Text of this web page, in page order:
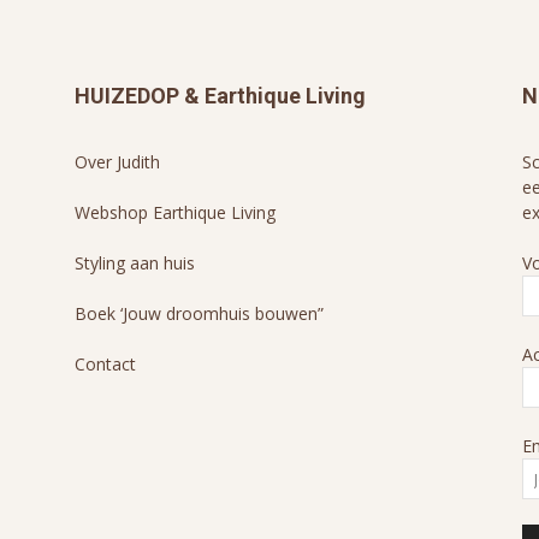
HUIZEDOP & Earthique Living
Over Judith
Webshop Earthique Living
Styling aan huis
Boek ‘Jouw droomhuis bouwen”
Contact